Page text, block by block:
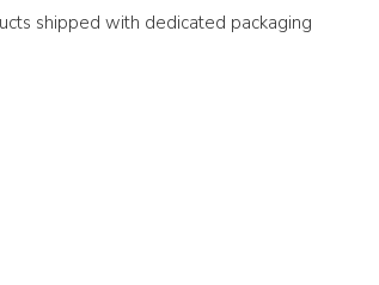
shipped with dedicated packaging